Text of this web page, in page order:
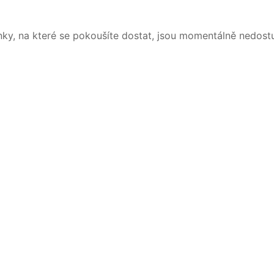
na které se pokoušíte dostat, jsou momentálně